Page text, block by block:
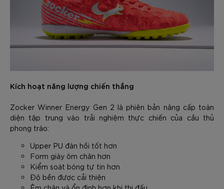
Kích hoạt năng lượng chiến thắng
Zocker Winner Energy Gen 2 là phiên bản nâng cấp toàn
diện tập trung vào trải nghiệm thực chiến của cầu thủ
phong trào:
Upper PU đàn hồi tốt hơn
Form giày ôm chân hơn
Kiểm soát bóng tự tin hơn
Độ bền được cải thiện